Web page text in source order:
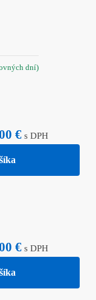
dní)
€ s DPH
€ s DPH